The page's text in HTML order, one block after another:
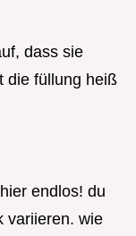
dass sie
die füllung heiß
endlos! du
variieren. wie